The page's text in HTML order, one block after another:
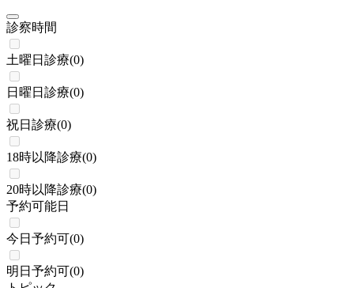
診察時間
土曜日診療(0)
日曜日診療(0)
祝日診療(0)
18時以降診療(0)
20時以降診療(0)
予約可能日
今日予約可(0)
明日予約可(0)